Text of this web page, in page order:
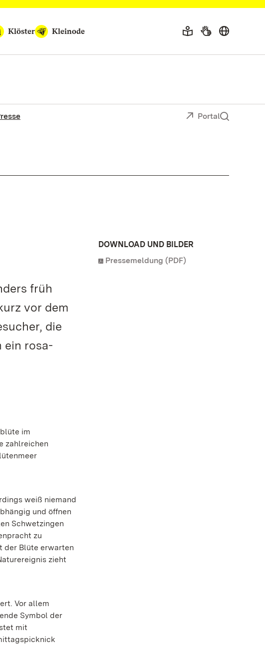
Klöster Kleinode
Portal
früh
vor dem
die
ein rosa-
im
zahlreichen
weiß niemand
und öffnen
Schwetzingen
zu
der Blüte erwarten
zieht
Vor allem
Symbol der
mit
DOWNLOAD UND BILDER
Pressemeldung (PDF)